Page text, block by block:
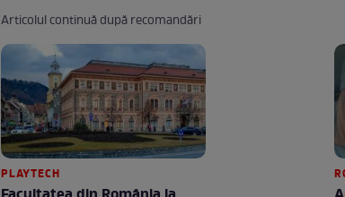
Articolul continuă după recomandări
PLAYTECH